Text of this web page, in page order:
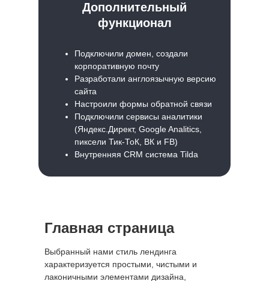
Дополнительный
функционал
Подключили домен, создали
корпоративную почту
Разработали англоязычную версию
сайта
Настроили формы обратной связи
Подключили сервисы аналитики
(Яндекс.Директ, Google Analitics,
пиксели Тик-ТоК, ВК и FB)
Внутренняя CRM система Tilda
Главная страница
Выбранный нами стиль лендинга
характеризуется простыми, чистыми и
лаконичными элементами дизайна,